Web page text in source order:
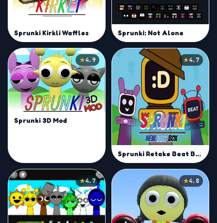
Sprunki Kirkli Waffles Sprunki: Not Alone
4.9
Sprunki 3D Mod
4.7
Sprunki Retake Beat Box
4.7 4.8